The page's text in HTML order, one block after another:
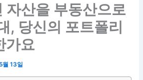
자산을 부동산으로
, 당신의 포트폴리
가요
13일